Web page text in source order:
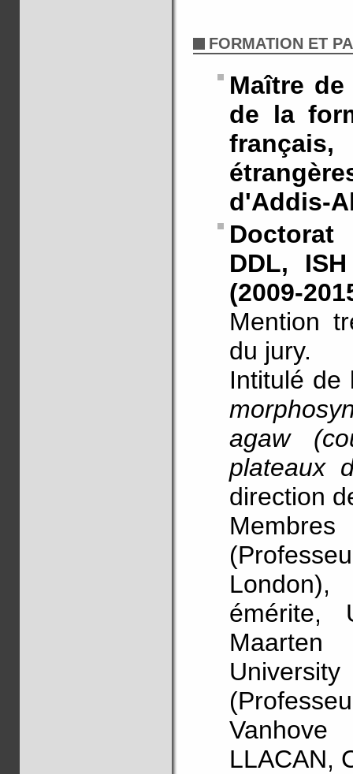
FORMATION ET
Maître
de la
d'Addis-
DDL,
(2009-
Mention
du jury.
Intitulé
agaw
plateaux
direction
London),
émérite,
LLACAN,